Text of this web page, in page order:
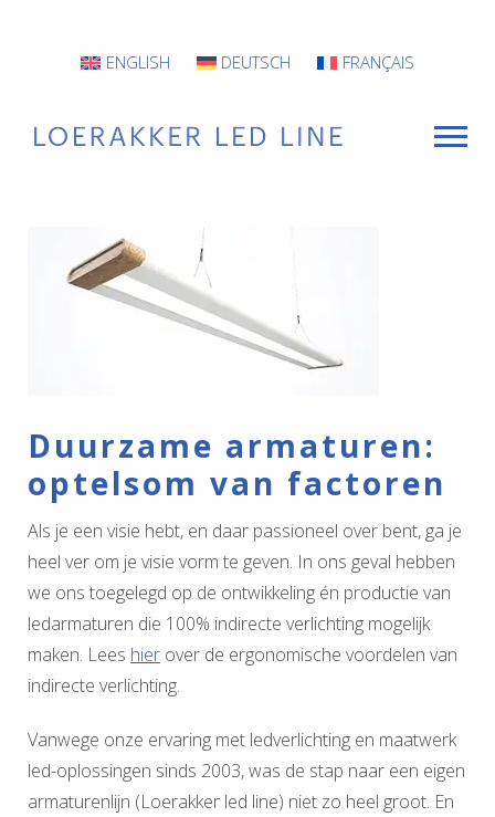
ENGLISH DEUTSCH FRANÇAIS
VOOR WIE
Armaturen
CONTACT
Duurzame armaturen:
optelsom van factoren
Als je een visie hebt, en daar passioneel over bent, ga je
heel ver om je visie vorm te geven. In ons geval hebben
we ons toegelegd op de ontwikkeling én productie van
ledarmaturen die 100% indirecte verlichting mogelijk
maken. Lees hier over de ergonomische voordelen van
indirecte verlichting.
Vanwege onze ervaring met ledverlichting en maatwerk
led-oplossingen sinds 2003, was de stap naar een eigen
armaturenlijn (Loerakker led line) niet zo heel groot. En